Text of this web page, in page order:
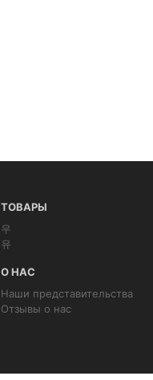
ТОВАРЫ
우
유
О НАС
Наши представительства
Отзывы о нас